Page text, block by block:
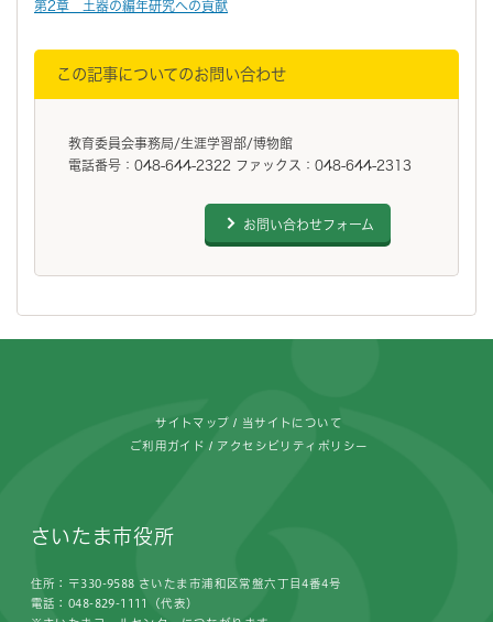
第2章 土器の編年研究への貢献
この記事についてのお問い合わせ
教育委員会事務局/生涯学習部/博物館
電話番号：048-644-2322 ファックス：048-644-2313
お問い合わせフォーム
サイトマップ 当サイトについて
ご利用ガイド アクセシビリティポリシー
さいたま市役所
住所：〒330-9588 さいたま市浦和区常盤六丁目4番4号
電話：048-829-1111（代表）